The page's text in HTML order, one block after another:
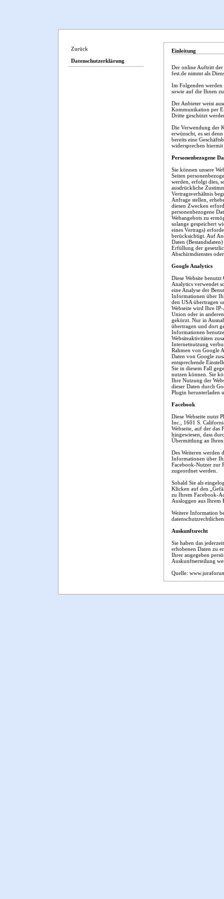
Zurück
Datenschutzerklärung
Einleitung
Der online Auftritt der
fest.de nimmt als
Im Folgenden
sowie auf die Ihnen
Der Anbieter weist
Kommunikation per
Dritte geschützt
Die Verwendung der
erwünscht, es sei
bereits eine
widersprechen
Personenbezogene
Sie können unsere
Seiten
werden, erfolgt dies,
ausdrückliche
Vertragsverhältnis
Anfrage stellen,
diesen Zwecken
personenbezogene
Webangebots zu
solange gespeichert
eines Vertrags)
berücksichtigt. Auf
Daten
Erfüllung der
Abschirmdienstes
Google Analytics
Diese Website
Analytics verwendet
eine Analyse der
Informationen über
den USA übertragen
Webseite wird Ihre
Union oder in
gekürzt. Nur in
übertragen und dort
Informationen
Websiteaktivitäten
Internetnutzung
Rahmen von Google
Daten von Google
entsprechende
Sie in diesem Fall
nutzen können. Sie
Ihre Nutzung der
dieser Daten durch
Plugin herunterladen
Facebook
Diese Webseite nutzt
Inc., 1601 S.
Webseite, auf der
hingewiesen, dass
Übermittlung an
Des Weiteren werden
Informationen über
Facebook-Nutzer zur
zugeordnet werden.
Sobald Sie als
Klicken auf den
zu Ihrem Facebook-
Ausloggen aus Ihrem
Weitere Information
Auskunftsrecht
Sie haben das
erhobenen Daten zu
Ihrer angegeben
Auskunftserteilung
Quelle: